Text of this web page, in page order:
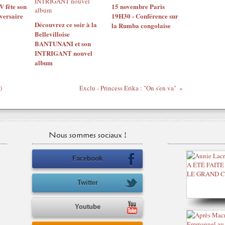
fête son
Découvrez ce soir à la
Bellevilloise
BANTUNANI et son
INTRIGANT nouvel
album
15 novembre Paris
19H30 - Conférence sur
la Rumba congolaise
Exclu - Princess Erika : "On s'en va"
Nous sommes sociaux !
Facebook
Twitter
Youtube